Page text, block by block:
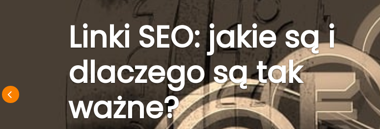
Linki SEO: jakie są i
dlaczego są tak
ważne?